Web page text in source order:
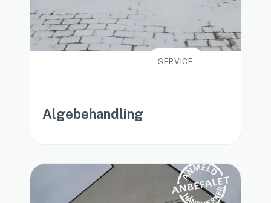
SERVICE
Algebehandling